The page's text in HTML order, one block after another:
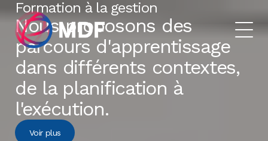
Formation à la gestion
Nous proposons des
parcours d'apprentissage
dans différents contextes,
de la planification à
l'exécution.
Voir plus